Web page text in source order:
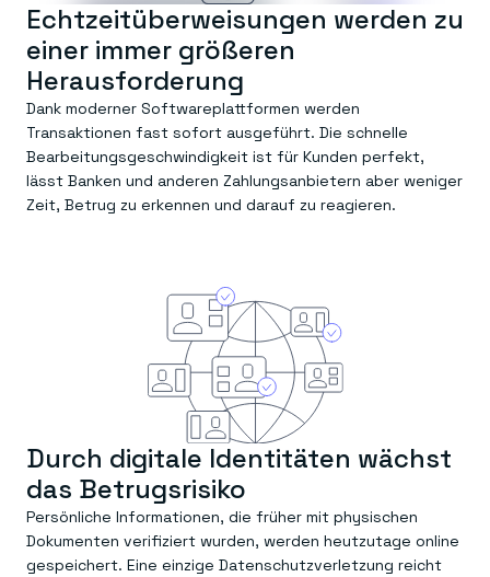
Echtzeitüberweisungen werden zu
einer immer größeren
Herausforderung
Dank moderner Softwareplattformen werden
Transaktionen fast sofort ausgeführt. Die schnelle
Bearbeitungsgeschwindigkeit ist für Kunden perfekt,
lässt Banken und anderen Zahlungsanbietern aber weniger
Zeit, Betrug zu erkennen und darauf zu reagieren.
Durch digitale Identitäten wächst
das Betrugsrisiko
Persönliche Informationen, die früher mit physischen
Dokumenten verifiziert wurden, werden heutzutage online
gespeichert. Eine einzige Datenschutzverletzung reicht